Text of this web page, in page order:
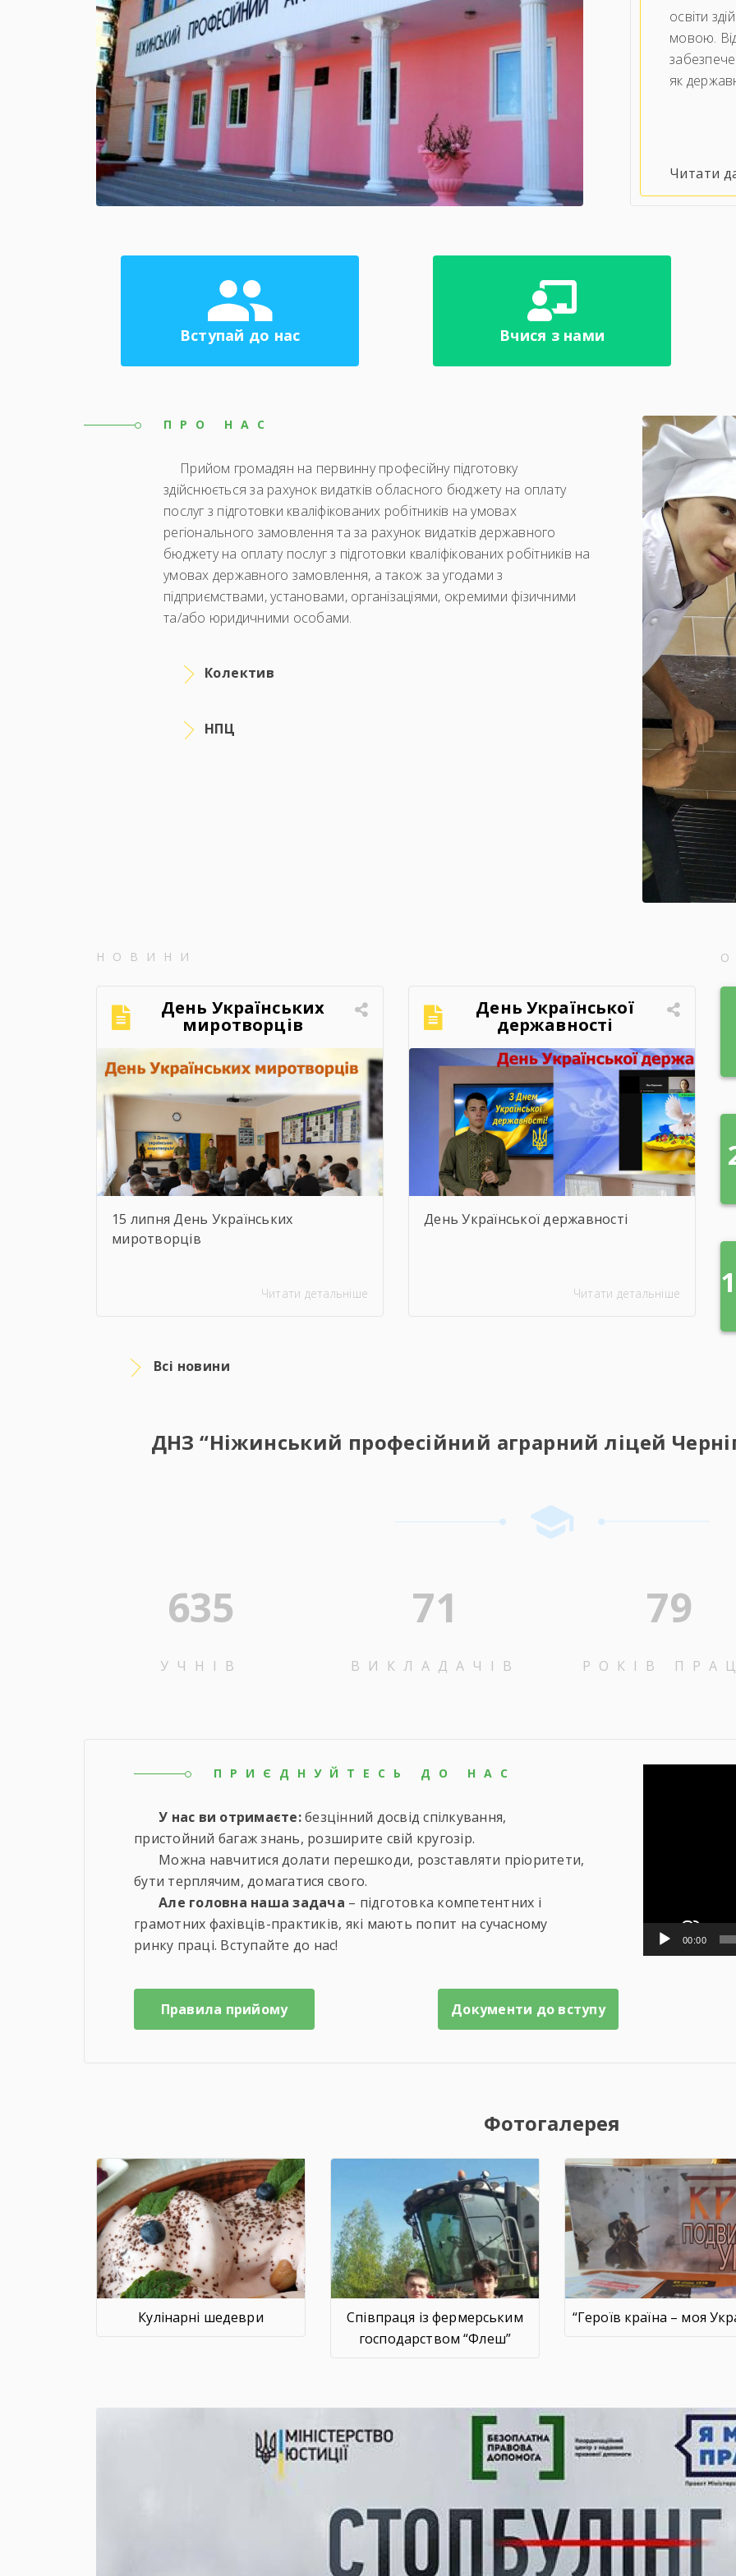
освіти
мовою.
як
Читати
Вступай до нас Вчися з нами
ПРО НАС
Прийом громадян на первинну професійну підготовку
здійснюється за рахунок видатків обласного бюджету на оплату
послуг з підготовки кваліфікованих робітників на умовах
регіонального замовлення та за рахунок видатків державного
бюджету на оплату послуг з підготовки кваліфікованих робітників на
умовах державного замовлення, а також за угодами з
підприємствами, установами, організаціями, окремими фізичними
та/або юридичними особами.
Колектив
НПЦ
НОВИНИ
День Українських
миротворців
15 липня День Українських
миротворців
Читати детальніше
День Української
державності
День Української державності
Читати детальніше
Всі новини
ДНЗ “Ніжинський професійний аграрний ліцей
635
УЧНІВ
71
ВИКЛАДАЧІВ
79
РОКІВ
ПРИЄДНУЙТЕСЬ ДО НАС
У нас ви отримаєте:безцінний досвід спілкування,
пристойний багаж знань, розширите свій кругозір.
Можна навчитися долати перешкоди, розставляти пріоритети,
бути терплячим, домагатися свого.
Але головна наша задача – підготовка компетентних і
грамотних фахівців-практиків, які мають попит на сучасному
ринку праці. Вступайте до нас!
Правила прийому Документи до вступу
00:00
Фотогалерея
Кулінарні шедеври
Співпраця із фермерським
господарством “Флеш”
“Героїв країна – моя